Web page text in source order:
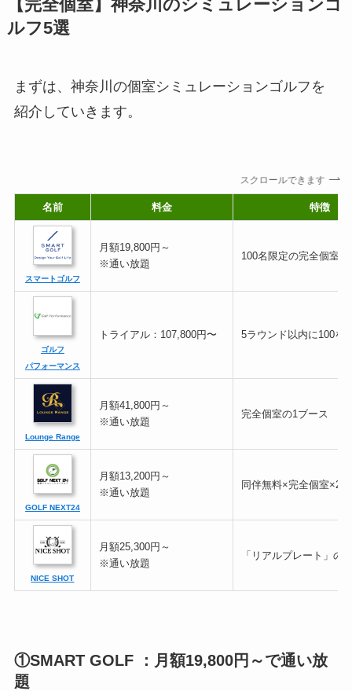
【完全個室】神奈川のシミュレーションゴ
ルフ5選
まずは、神奈川の個室シミュレーションゴルフを
紹介していきます。
スクロールできます
名前 料金 特徴
スマートゴルフ
月額19,800円～
※通い放題
100名限定の完全個室空
ゴルフ
パフォーマンス
トライアル：107,800円〜 5ラウンド以内に100を
Lounge Range
月額41,800円～
※通い放題
完全個室の1ブース
GOLF NEXT24
月額13,200円～
※通い放題
同伴無料×完全個室×24
NICE SHOT
月額25,300円～
※通い放題
「リアルプレート」の
①SMART GOLF ：月額19,800円～で通い放
題